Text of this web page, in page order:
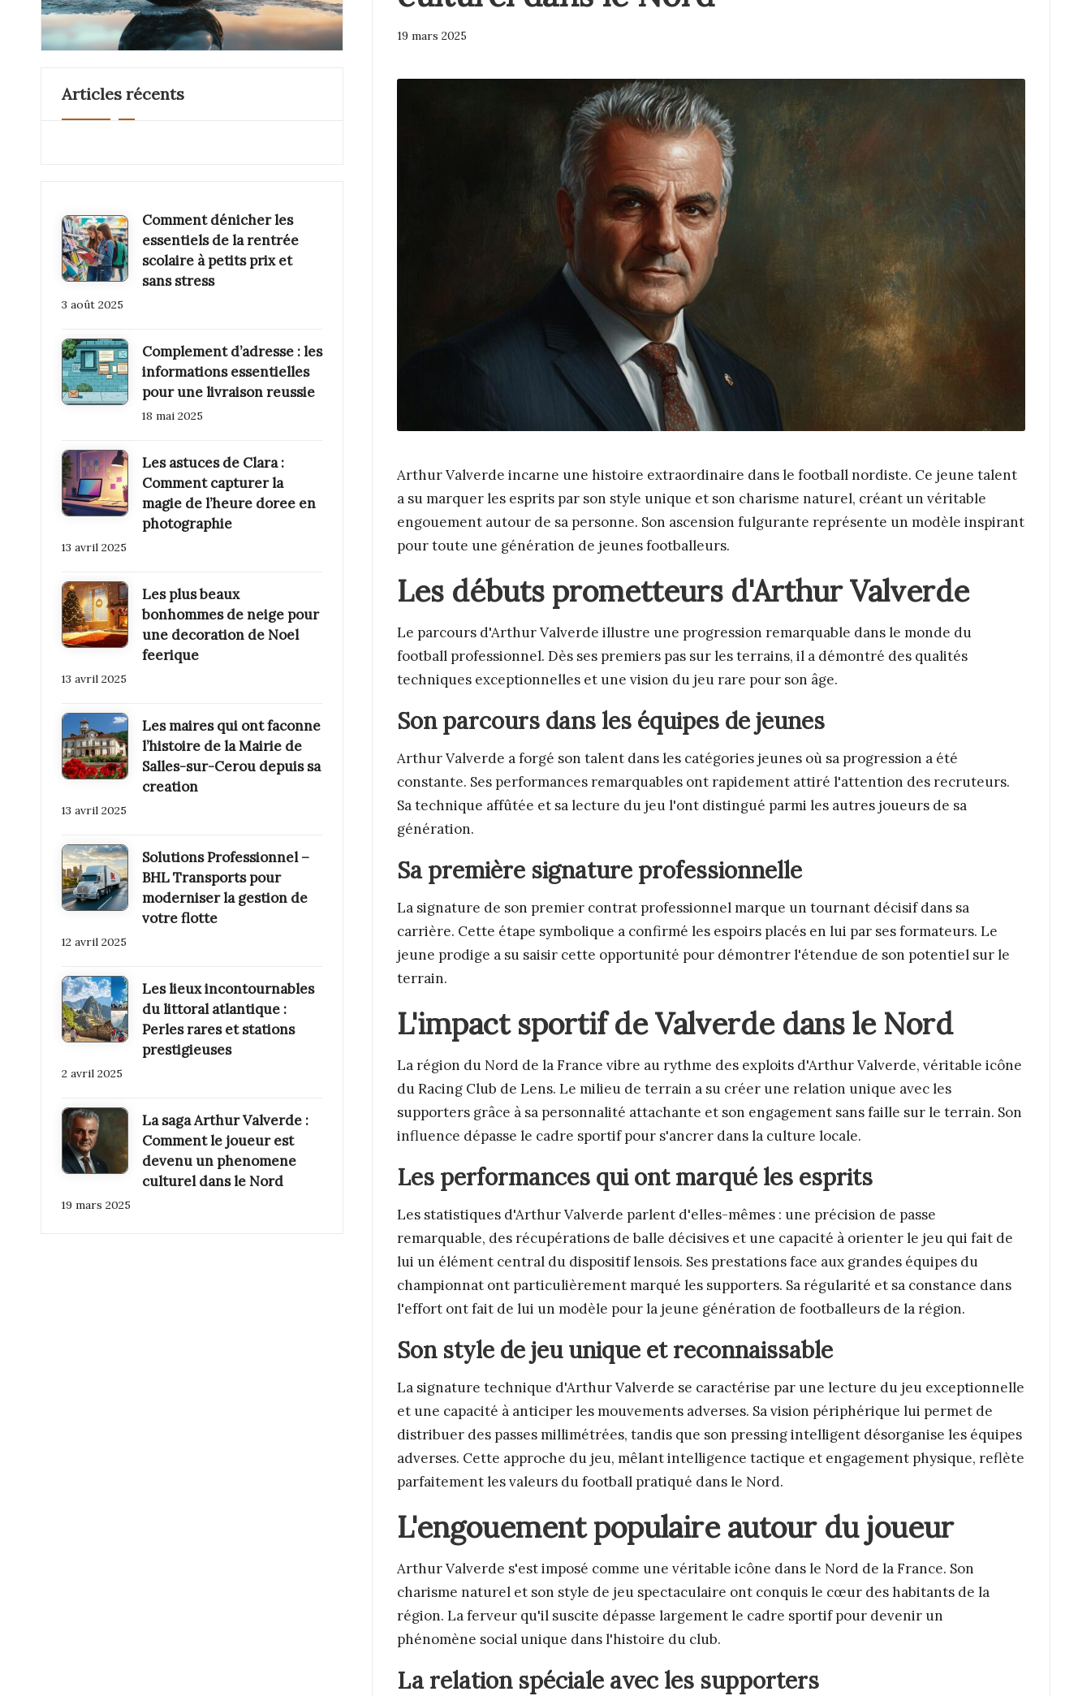
o
19 mars 2025
Arthur Valverde incarne une histoire extraordinaire dans le football nordiste. Ce jeune talent
a su marquer les esprits par son style unique et son charisme naturel, créant un véritable
engouement autour de sa personne. Son ascension fulgurante représente un modèle inspirant
pour toute une génération de jeunes footballeurs.
Les débuts prometteurs d'Arthur Valverde
Le parcours d'Arthur Valverde illustre une progression remarquable dans le monde du
football professionnel. Dès ses premiers pas sur les terrains, il a démontré des qualités
techniques exceptionnelles et une vision du jeu rare pour son âge.
Son parcours dans les équipes de jeunes
Arthur Valverde a forgé son talent dans les catégories jeunes où sa progression a été
constante. Ses performances remarquables ont rapidement attiré l'attention des recruteurs.
Sa technique affûtée et sa lecture du jeu l'ont distingué parmi les autres joueurs de sa
génération.
Sa première signature professionnelle
La signature de son premier contrat professionnel marque un tournant décisif dans sa
carrière. Cette étape symbolique a confirmé les espoirs placés en lui par ses formateurs. Le
jeune prodige a su saisir cette opportunité pour démontrer l'étendue de son potentiel sur le
terrain.
L'impact sportif de Valverde dans le Nord
La région du Nord de la France vibre au rythme des exploits d'Arthur Valverde, véritable icône
du Racing Club de Lens. Le milieu de terrain a su créer une relation unique avec les
supporters grâce à sa personnalité attachante et son engagement sans faille sur le terrain. Son
influence dépasse le cadre sportif pour s'ancrer dans la culture locale.
Les performances qui ont marqué les esprits
Les statistiques d'Arthur Valverde parlent d'elles-mêmes : une précision de passe
remarquable, des récupérations de balle décisives et une capacité à orienter le jeu qui fait de
lui un élément central du dispositif lensois. Ses prestations face aux grandes équipes du
championnat ont particulièrement marqué les supporters. Sa régularité et sa constance dans
l'effort ont fait de lui un modèle pour la jeune génération de footballeurs de la région.
Son style de jeu unique et reconnaissable
La signature technique d'Arthur Valverde se caractérise par une lecture du jeu exceptionnelle
et une capacité à anticiper les mouvements adverses. Sa vision périphérique lui permet de
distribuer des passes millimétrées, tandis que son pressing intelligent désorganise les équipes
adverses. Cette approche du jeu, mêlant intelligence tactique et engagement physique, reflète
parfaitement les valeurs du football pratiqué dans le Nord.
L'engouement populaire autour du joueur
Arthur Valverde s'est imposé comme une véritable icône dans le Nord de la France. Son
charisme naturel et son style de jeu spectaculaire ont conquis le cœur des habitants de la
région. La ferveur qu'il suscite dépasse largement le cadre sportif pour devenir un
phénomène social unique dans l'histoire du club.
La relation spéciale avec les supporters
Articles récents
Comment dénicher les
essentiels de la rentrée
scolaire à petits prix et
sans stress
3 août 2025
Complement d’adresse : les
informations essentielles
pour une livraison reussie
18 mai 2025
Les astuces de Clara :
Comment capturer la
magie de l’heure doree en
photographie
13 avril 2025
Les plus beaux
bonhommes de neige pour
une decoration de Noel
feerique
13 avril 2025
Les maires qui ont faconne
l’histoire de la Mairie de
Salles-sur-Cerou depuis sa
creation
13 avril 2025
Solutions Professionnel –
BHL Transports pour
moderniser la gestion de
votre flotte
12 avril 2025
Les lieux incontournables
du littoral atlantique :
Perles rares et stations
prestigieuses
2 avril 2025
La saga Arthur Valverde :
Comment le joueur est
devenu un phenomene
culturel dans le Nord
19 mars 2025